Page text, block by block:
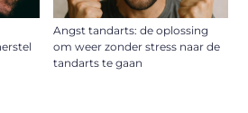
Angst tandarts: de oplossing
om weer zonder stress naar de
tandarts te gaan